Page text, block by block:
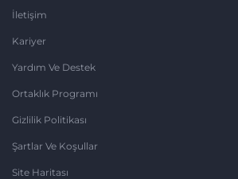
İletişim
Kariyer
Yardım Ve Destek
Ortaklık Programı
Gizlilik Politikası
Şartlar Ve Koşullar
Site Haritası